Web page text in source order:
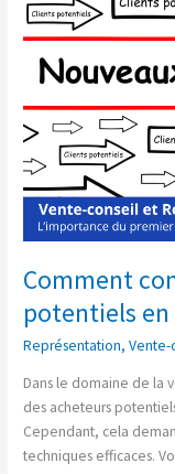
Comment
potentiels en
Représentation,Vente-
Dans le domaine de la
des acheteurs
Cependant, cela
techniques efficaces.
potentiels
en
clients?